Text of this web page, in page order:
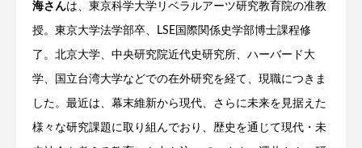
海さんは、東京科学大学リベラルアーツ研究教育院の准教
授。東京大学法学部卒、LSE国際関係史学部博士課程修
了。北京大学、中央研究院近代史研究所、ハーバード大
学、国立台湾大学などでの在外研究を経て、現職につきま
した。最近は、幕末維新から現代、さらに未来を見据えた
様々な研究課題に取り組んでおり、歴史を通じて現代・未